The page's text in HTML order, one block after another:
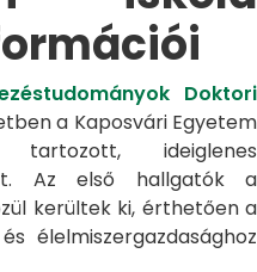
Doktori
a Kaposvári Egyetem
tartozott, ideiglenes
Az első hallgatók a
kerültek ki, érthetően a
élelmiszergazdasághoz